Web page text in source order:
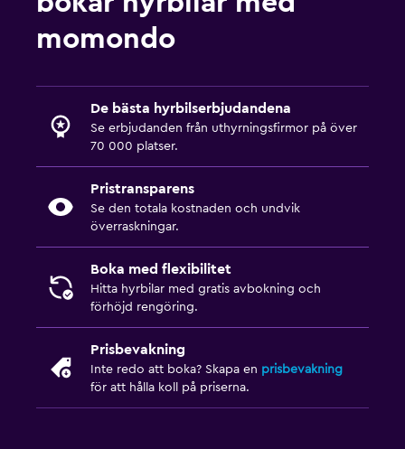
momondo
De bästa hyrbilserbjudandena
Se erbjudanden från uthyrningsfirmor på över
70 000 platser.
Pristransparens
Se den totala kostnaden och undvik
överraskningar.
Boka med flexibilitet
Hitta hyrbilar med gratis avbokning och
förhöjd rengöring.
Prisbevakning
Inte redo att boka? Skapa en prisbevakning
för att hålla koll på priserna.